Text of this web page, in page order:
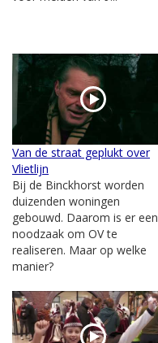
Van de straat geplukt over
Vlietlijn
Bij de Binckhorst worden
duizenden woningen
gebouwd. Daarom is er een
noodzaak om OV te
realiseren. Maar op welke
manier?